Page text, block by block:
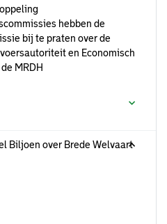
hebben de
bij te praten over de
en Economisch
MRDH
Biljoen over Brede Welvaart